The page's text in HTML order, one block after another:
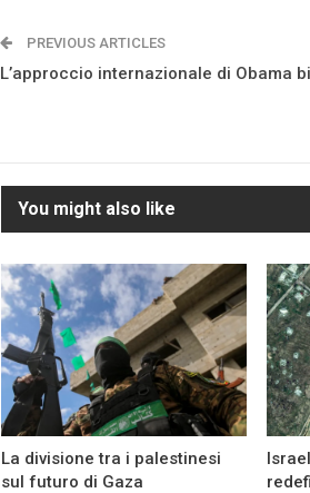
PREVIOUS ARTICLES
L’approccio internazionale di Obama
You might also like
La divisione tra i palestinesi
sul futuro di Gaza